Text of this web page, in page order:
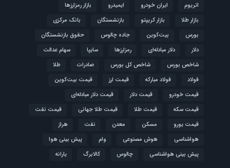
اتریوم ایران خودرو ایمیدرو
بازار رمزارزها
بازار طلا
بازار کریپتو بازنشستگان
بانک مرکزی
بورس
بیت‌کوین جاده چالوس
حقوق بازنشستگان
دلار
دلار مبادله‌ای رمزارزها سایپا
سهام عدالت
شاخص بورس
شاخص کل بورس صادرات
طلا
فولاد
فولاد مبارکه قیمت ارز
قیمت بیت‌کوین
قیمت خودرو
قیمت دلار
قیمت دلار مبادله‌ای
قیمت سکه
قیمت طلا قیمت طلا جهانی
قیمت نفت
قیمت یورو
مسکن معدن نفت
هراز
هواشناسی
هوش مصنوعی وام
پیش بینی هوا
پیش بینی هواشناسی
چالوس کالابرگ یارانه